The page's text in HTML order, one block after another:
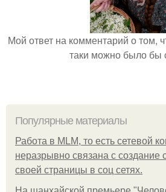
Мой ответ на комментарий о том,
таки можно было бы
Популярные материалы
Работа в MLM, то есть сетевой
неразрывно связана с создание
своей страницы в соц сетях.